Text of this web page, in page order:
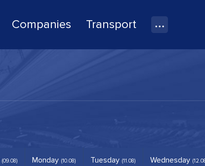
Companies Transport
(09.08) Monday (10.08) Tuesday (11.08) Wednesday